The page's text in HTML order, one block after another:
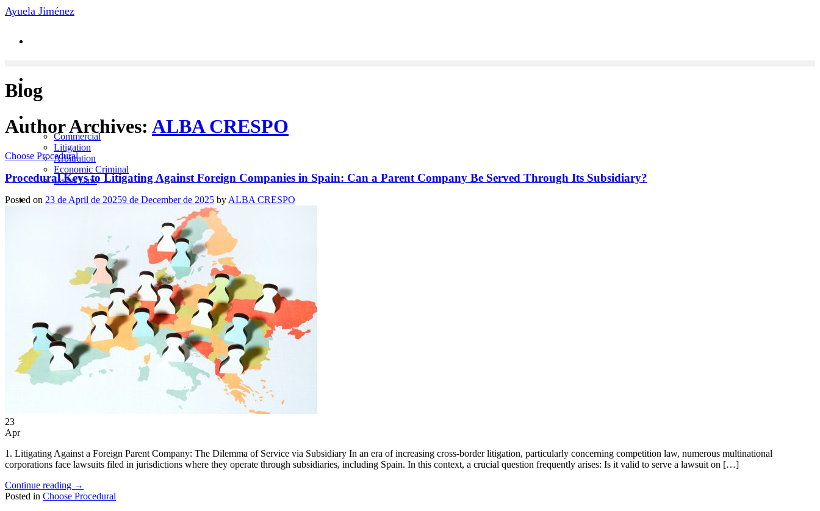
Skip
Ayuela Jiménez
Commercial
Litigation
Arbitration
Economic Criminal
Labor Law
News
Blog
Author Archives: ALBA CRESPO
Choose Procedural
Procedural Keys to Litigating Against Foreign Companies in Spain: Can a Parent Company Be Served Through Its Subsidiary?
Posted on 23 de April de 20259 de December de 2025 by ALBA CRESPO
23
Apr
1. Litigating Against a Foreign Parent Company: The Dilemma of Service via Subsidiary In an era of increasing cross-border litigation, particularly concerning competition law, numerous multinational
corporations face lawsuits filed in jurisdictions where they operate through subsidiaries, including Spain. In this context, a crucial question frequently arises: Is it valid to serve a lawsuit on […]
Continue reading →
Posted in Choose Procedural